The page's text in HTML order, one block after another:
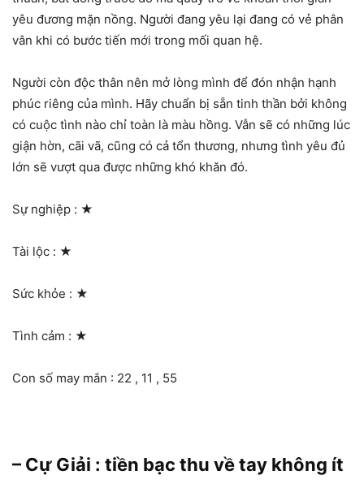
yêu đương mặn nồng. Người đang yêu lại đang có vẻ phân
vân khi có bước tiến mới trong mối quan hệ.
Người còn độc thân nên mở lòng mình để đón nhận hạnh
phúc riêng của mình. Hãy chuẩn bị sẵn tinh thần bởi không
có cuộc tình nào chỉ toàn là màu hồng. Vẫn sẽ có những lúc
giận hờn, cãi vã, cũng có cả tổn thương, nhưng tình yêu đủ
lớn sẽ vượt qua được những khó khăn đó.
Sự nghiệp : ★
Tài lộc : ★
Sức khỏe : ★
Tình cảm : ★
Con số may mắn : 22 , 11 , 55
– Cự Giải : tiền bạc thu về tay không ít